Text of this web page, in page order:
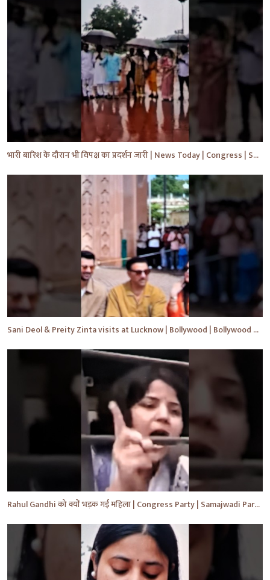
भारी बारिश के दौरान भी विपक्ष का प्रदर्शन जारी | News Today | Congress | Samajwadi | #shorts #yt
Sani Deol & Preity Zinta visits at Lucknow | Bollywood | Bollywood News | #bollywood #shorts #yt
Rahul Gandhi को क्यों भड़क गई महिला | Congress Party | Samajwadi Party | #shorts #ytshorts #yt